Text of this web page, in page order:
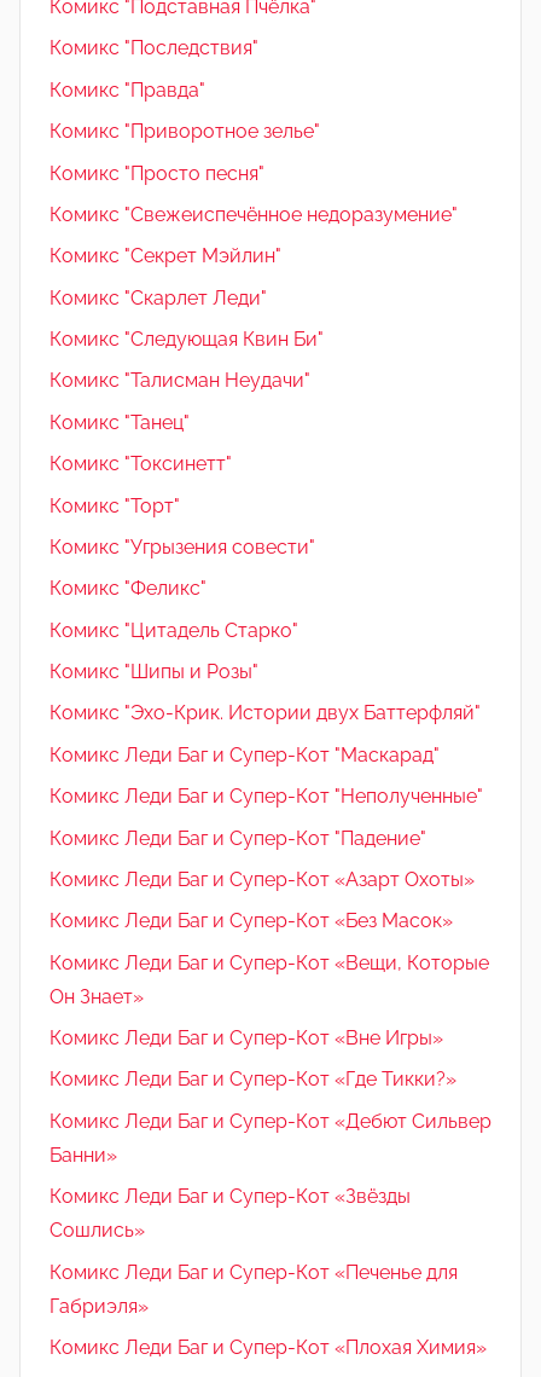
Комикс "Подставная Пчёлка"
Комикс "Последствия"
Комикс "Правда"
Комикс "Приворотное зелье"
Комикс "Просто песня"
Комикс "Свежеиспечённое недоразумение"
Комикс "Секрет Мэйлин"
Комикс "Скарлет Леди"
Комикс "Следующая Квин Би"
Комикс "Талисман Неудачи"
Комикс "Танец"
Комикс "Токсинетт"
Комикс "Торт"
Комикс "Угрызения совести"
Комикс "Феликс"
Комикс "Цитадель Старко"
Комикс "Шипы и Розы"
Комикс "Эхо-Крик. Истории двух Баттерфляй"
Комикс Леди Баг и Супер-Кот "Маскарад"
Комикс Леди Баг и Супер-Кот "Неполученные"
Комикс Леди Баг и Супер-Кот "Падение"
Комикс Леди Баг и Супер-Кот «Азарт Охоты»
Комикс Леди Баг и Супер-Кот «Без Масок»
Комикс Леди Баг и Супер-Кот «Вещи, Которые
Он Знает»
Комикс Леди Баг и Супер-Кот «Вне Игры»
Комикс Леди Баг и Супер-Кот «Где Тикки?»
Комикс Леди Баг и Супер-Кот «Дебют Сильвер
Банни»
Комикс Леди Баг и Супер-Кот «Звёзды
Сошлись»
Комикс Леди Баг и Супер-Кот «Печенье для
Габриэля»
Комикс Леди Баг и Супер-Кот «Плохая Химия»